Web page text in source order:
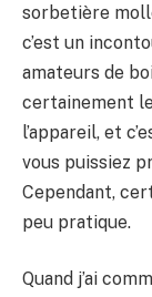
sorbetière
c’est un
amateurs de
certainement
l’appareil, et
vous puissiez
Cependant,
peu pratique.
Quand j’ai